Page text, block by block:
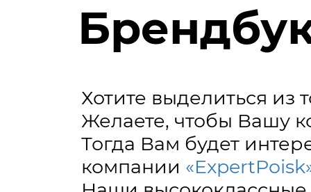
Хотите выделиться из
Желаете, чтобы Вашу
Тогда Вам будет
компании